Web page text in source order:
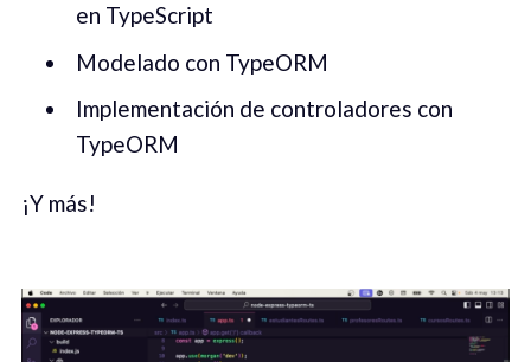
en TypeScript
Modelado con TypeORM
Implementación de controladores con
TypeORM
¡Y más!